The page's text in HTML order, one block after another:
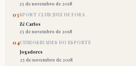
25 de novembro de 2018
03SPORT CLUB JUIZ DE FORA
Zé Carlos
25 de novembro de 2018
04CURIOSIDADES DO ESPORTE
Jogadores
25 de novembro de 2018